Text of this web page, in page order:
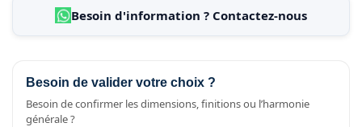
Besoin d'information ? Contactez-nous
Besoin de valider votre choix ?
Besoin de confirmer les dimensions, finitions ou l’harmonie
générale ?